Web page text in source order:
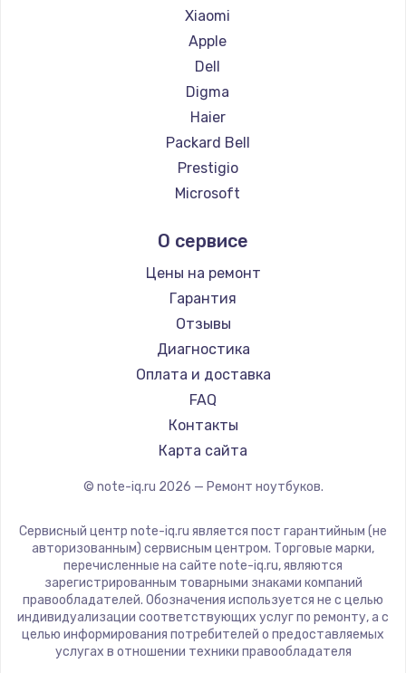
Ремонт ноутбуков Irbis
Ремонт ноутбуков Thunderobot
Ремонт ноутбуков Hasee
Ремонт ноутбуков ZTE
Ремонт ноутбуков Hiper
Ремонт ноутбуков Evga
Ремонт ноутбуков Google
Ремонт ноутбуков Echips
Ремонт ноутбуков Predator
Ремонт ноутбуков iru
Ремонт ноутбуков Machenike
Ремонт ноутбуков DEXP
Ремонт ноутбуков Teclast
Ремонт ноутбуков CHUWI
Ремонт ноутбуков Colorful
Xiaomi
Apple
Dell
Digma
Haier
Packard Bell
Prestigio
Microsoft
Aquarius
Gigabyte
Aorus
Maibenben
Getac
Epson
Philips
LG
Panasonic
ZTE
Hiper
Evga
Google
Echips
О сервисе
Цены на ремонт
Гарантия
Отзывы
Диагностика
Оплата и доставка
FAQ
Контакты
Карта сайта
© note-iq.ru 2026 — Ремонт ноутбуков.
Сервисный центр note-iq.ru является пост гарантийным (не
авторизованным) сервисным центром. Торговые марки,
перечисленные на сайте note-iq.ru, являются
зарегистрированным товарными знаками компаний
правообладателей. Обозначения используется не с целью
индивидуализации соответствующих услуг по ремонту, а с
целью информирования потребителей о предоставляемых
услугах в отношении техники правообладателя